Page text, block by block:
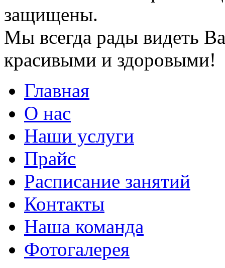
защищены.
Мы всегда рады видеть
красивыми и здоровыми!
Главная
О нас
Наши услуги
Прайс
Расписание занятий
Контакты
Наша команда
Фотогалерея